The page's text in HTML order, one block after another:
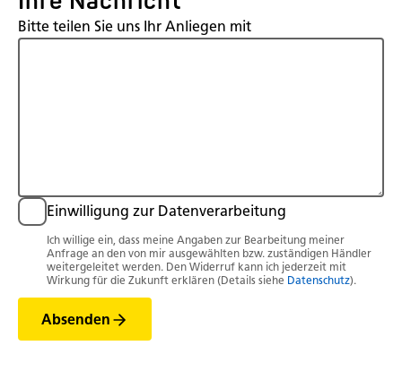
Bitte teilen Sie uns Ihr Anliegen mit
Einwilligung zur Datenverarbeitung
Ich willige ein, dass meine Angaben zur Bearbeitung meiner
Anfrage an den von mir ausgewählten bzw. zuständigen Händler
weitergeleitet werden. Den Widerruf kann ich jederzeit mit
Wirkung für die Zukunft erklären (Details siehe Datenschutz).
Absenden